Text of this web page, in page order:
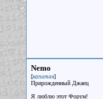
Nemo
[капитан]
Прирожденный Джаец
Я люблю этот Форум!